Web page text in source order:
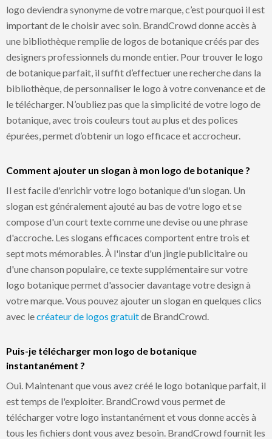
logo deviendra synonyme de votre marque, c’est pourquoi il est
important de le choisir avec soin. BrandCrowd donne accès à
une bibliothèque remplie de logos de botanique créés par des
designers professionnels du monde entier. Pour trouver le logo
de botanique parfait, il suffit d’effectuer une recherche dans la
bibliothèque, de personnaliser le logo à votre convenance et de
le télécharger. N’oubliez pas que la simplicité de votre logo de
botanique, avec trois couleurs tout au plus et des polices
épurées, permet d’obtenir un logo efficace et accrocheur.
Comment ajouter un slogan à mon logo de botanique ?
Il est facile d'enrichir votre logo botanique d'un slogan. Un
slogan est généralement ajouté au bas de votre logo et se
compose d'un court texte comme une devise ou une phrase
d'accroche. Les slogans efficaces comportent entre trois et
sept mots mémorables. À l'instar d'un jingle publicitaire ou
d'une chanson populaire, ce texte supplémentaire sur votre
logo botanique permet d'associer davantage votre design à
votre marque. Vous pouvez ajouter un slogan en quelques clics
avec lecréateur de logos gratuitde BrandCrowd.
Puis-je télécharger mon logo de botanique
instantanément ?
Oui. Maintenant que vous avez créé le logo botanique parfait, il
est temps de l'exploiter. BrandCrowd vous permet de
télécharger votre logo instantanément et vous donne accès à
tous les fichiers dont vous avez besoin. BrandCrowd fournit les